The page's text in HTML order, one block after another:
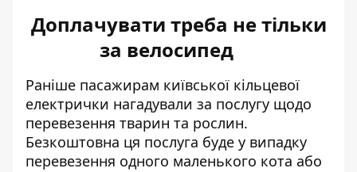
Доплачувати треба не тільки
за велосипед
Раніше пасажирам київської кільцевої
електрички нагадували за послугу щодо
перевезення тварин та рослин.
Безкоштовна ця послуга буде у випадку
перевезення одного маленького кота або